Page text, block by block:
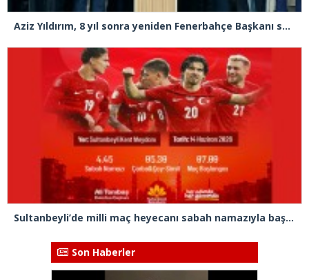
Aziz Yıldırım, 8 yıl sonra yeniden Fenerbahçe Başkanı seçildi
Sultanbeyli’de milli maç heyecanı sabah namazıyla başlayacak
Son Haberler